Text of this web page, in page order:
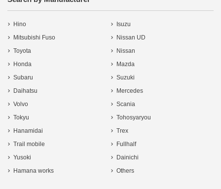
Hino
Isuzu
Mitsubishi Fuso
Nissan UD
Toyota
Nissan
Honda
Mazda
Subaru
Suzuki
Daihatsu
Mercedes
Volvo
Scania
Tokyu
Tohosyaryou
Hanamidai
Trex
Trail mobile
Fullhalf
Yusoki
Dainichi
Hamana works
Others